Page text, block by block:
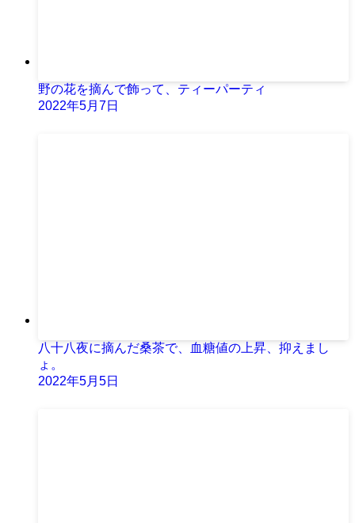
野の花を摘んで飾って、ティーパーティ
2022年5月7日
八十八夜に摘んだ桑茶で、血糖値の上昇、抑えまし
ょ。
2022年5月5日